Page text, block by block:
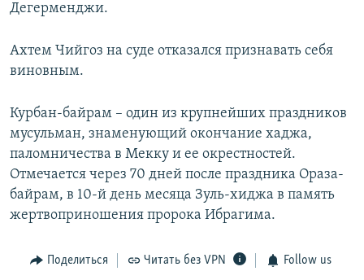
Дегерменджи.
Ахтем Чийгоз на суде отказался признавать себя
виновным.
Курбан-байрам – один из крупнейших праздников
мусульман, знаменующий окончание хаджа,
паломничества в Мекку и ее окрестностей.
Отмечается через 70 дней после праздника Ораза-
байрам, в 10-й день месяца Зуль-хиджа в память
жертвоприношения пророка Ибрагима.
Поделиться Читать без VPN Follow us